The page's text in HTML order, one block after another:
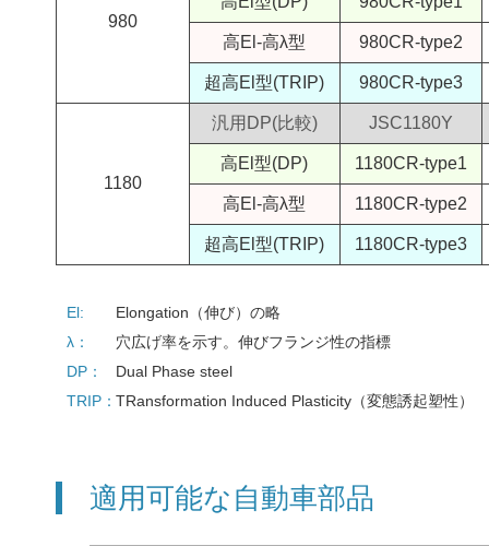
980
高El-高λ型 980CR-type2
超高El型(TRIP) 980CR-type3
1180
汎用DP(比較) JSC1180Y
高El型(DP) 1180CR-type1
高El-高λ型 1180CR-type2
超高El型(TRIP) 1180CR-type3
El:
Elongation（伸び）の略
λ：
穴広げ率を示す。伸びフランジ性の指標
DP：
Dual Phase steel
TRIP：TRansformation Induced Plasticity（変態誘起塑性）
適用可能な自動車部品